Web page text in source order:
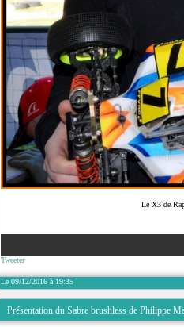
Le X3 de
Tweeter
Le 09/12/2016 à 19:35
Présentation du Sabre brushless de Philippe